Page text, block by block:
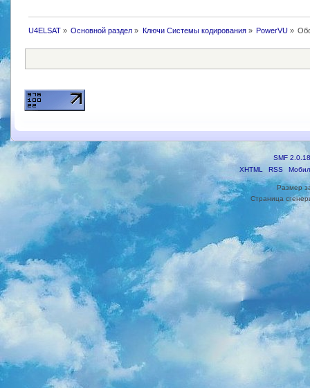
U4ELSAT» Основной раздел » Ключи Системы кодирования» PowerVU»
SMF 2.0.18
XHTML
RSS
Размер
Страница